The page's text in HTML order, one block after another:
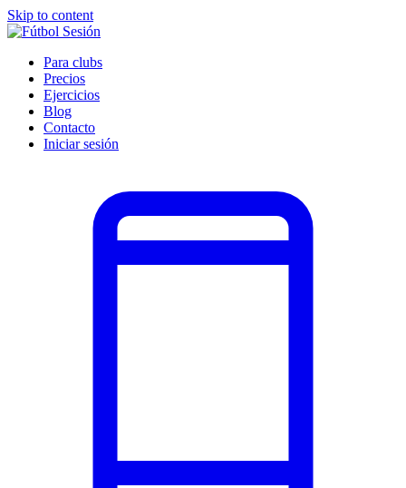
Skip to content
Para clubs
Precios
Ejercicios
Blog
Contacto
Iniciar sesión